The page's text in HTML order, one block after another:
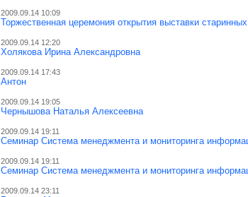
2009.09.14 10:09
Торжественная церемония открытия выставки
2009.09.14 12:20
Холякова Ирина Александровна
2009.09.14 17:43
Антон
2009.09.14 19:05
Чернышова Наталья Алексеевна
2009.09.14 19:11
Семинар Система менеджмента и мониторинга
2009.09.14 19:11
Семинар Система менеджмента и мониторинга
2009.09.14 23:11